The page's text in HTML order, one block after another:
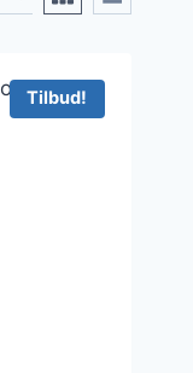
Tilbud!